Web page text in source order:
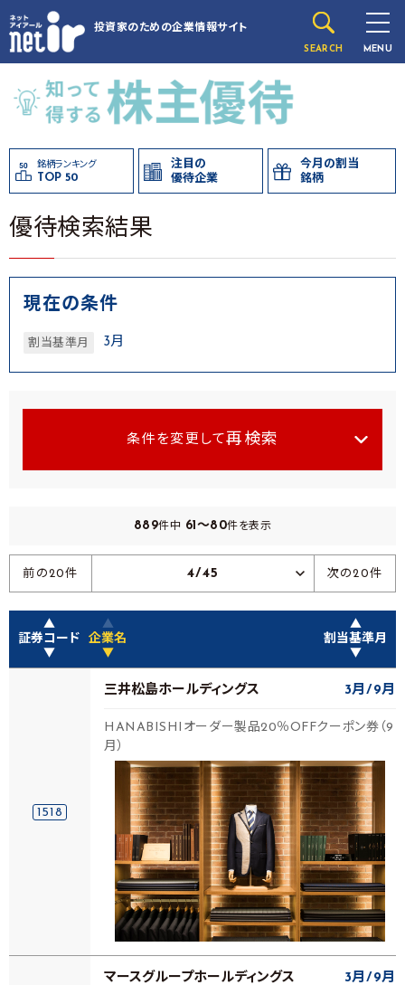
投資家のための企業情報サイト
SEARCH MENU
銘柄ランキング
TOP 50
注目の
優待企業
今月の割当
銘柄
優待検索結果
現在の条件
割当基準月 3月
条件を変更して 再検索
889件中 61～80件を表示
前の20件 4/45 次の20件
▲
証券コード
▼
▲
企業名
▼
▲
割当基準月
▼
1518
三井松島ホールディングス 3月 9月
HANABISHIオーダー製品20％OFFクーポン券（9
月）
マースグループホールディングス 3月 9月